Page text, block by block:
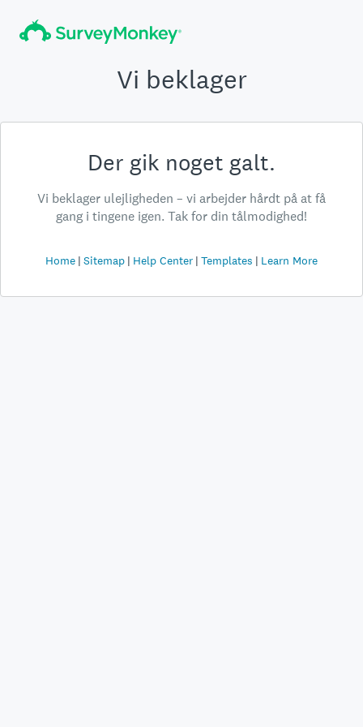
Vi beklager
Der gik noget galt.
Vi beklager ulejligheden – vi arbejder hårdt på at få
gang i tingene igen. Tak for din tålmodighed!
Home Sitemap Help Center Templates Learn More